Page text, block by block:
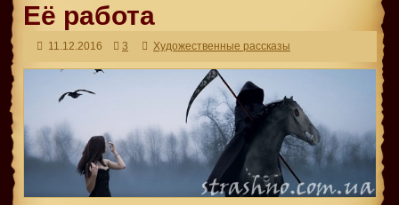
Её работа
11.12.2016 3 Художественные рассказы